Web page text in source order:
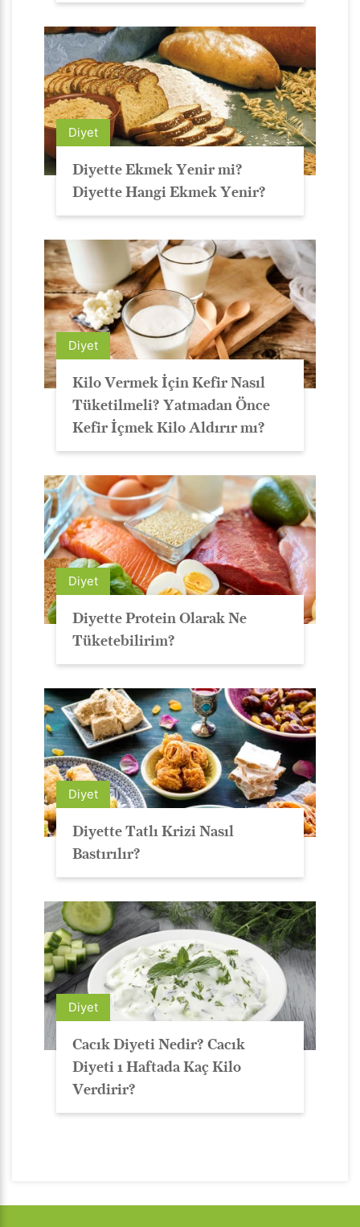
Diyet
Diyette Ekmek Yenir mi?
Diyette Hangi Ekmek Yenir?
Diyet
Kilo Vermek İçin Kefir Nasıl
Tüketilmeli? Yatmadan Önce
Kefir İçmek Kilo Aldırır mı?
Diyet
Diyette Protein Olarak Ne
Tüketebilirim?
Diyet
Diyette Tatlı Krizi Nasıl
Bastırılır?
Diyet
Cacık Diyeti Nedir? Cacık
Diyeti 1 Haftada Kaç Kilo
Verdirir?